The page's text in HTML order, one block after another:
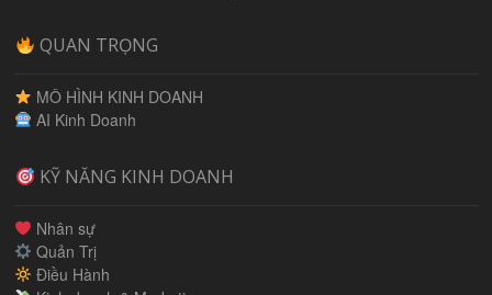
QUAN TRỌNG
MÔ HÌNH KINH DOANH
AI Kinh Doanh
KỸ NĂNG KINH DOANH
Nhân sự
Quản Trị
Điều Hành